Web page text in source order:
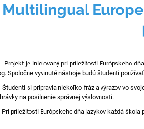
Multilingual
je iniciovaný pri príležitosti Európskeho
Spoločne vyvinuté nástroje budú študenti
si pripravia niekoľko fráz a výrazov vo
na posilnenie správnej výslovnosti.
príležitosti Európskeho dňa jazykov každá škola